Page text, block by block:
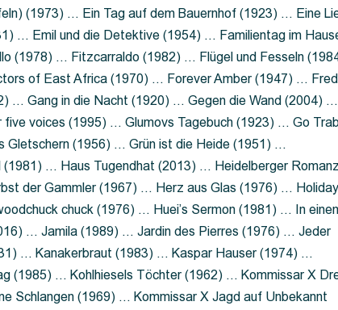
(1973) … Ein Tag auf dem Bauernhof (1923) … Eine
… Emil und die Detektive (1954) … Familientag im
(1978) … Fitzcarraldo (1982) … Flügel und Fesseln
of East Africa (1970) … Forever Amber (1947) …
… Gang in die Nacht (1920) … Gegen die Wand (2004) …
voices (1995) … Glumovs Tagebuch (1923) … Go
Gletschern (1956) … Grün ist die Heide (1951) …
… Haus Tugendhat (2013) … Heidelberger
der Gammler (1967) … Herz aus Glas (1976) …
chuck (1976) … Huei’s Sermon (1981) … In
… Jamila (1989) … Jardin des Pierres (1976) … Jeder
… Kanakerbraut (1983) … Kaspar Hauser (1974) …
(1985) … Kohlhiesels Töchter (1962) … Kommissar X
Schlangen (1969) … Kommissar X Jagd auf Unbekannt